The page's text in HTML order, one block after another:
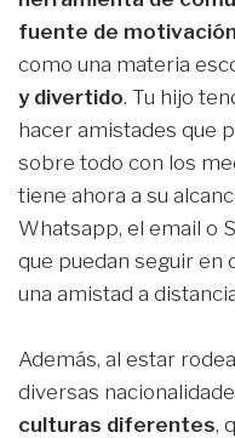
fuente de motivación
como una materia
y divertido. Tu hijo
hacer amistades que
sobre todo con los
tiene ahora a su
Whatsapp, el email o
que puedan seguir en
una amistad a
Además, al estar
diversas
culturas diferentes,